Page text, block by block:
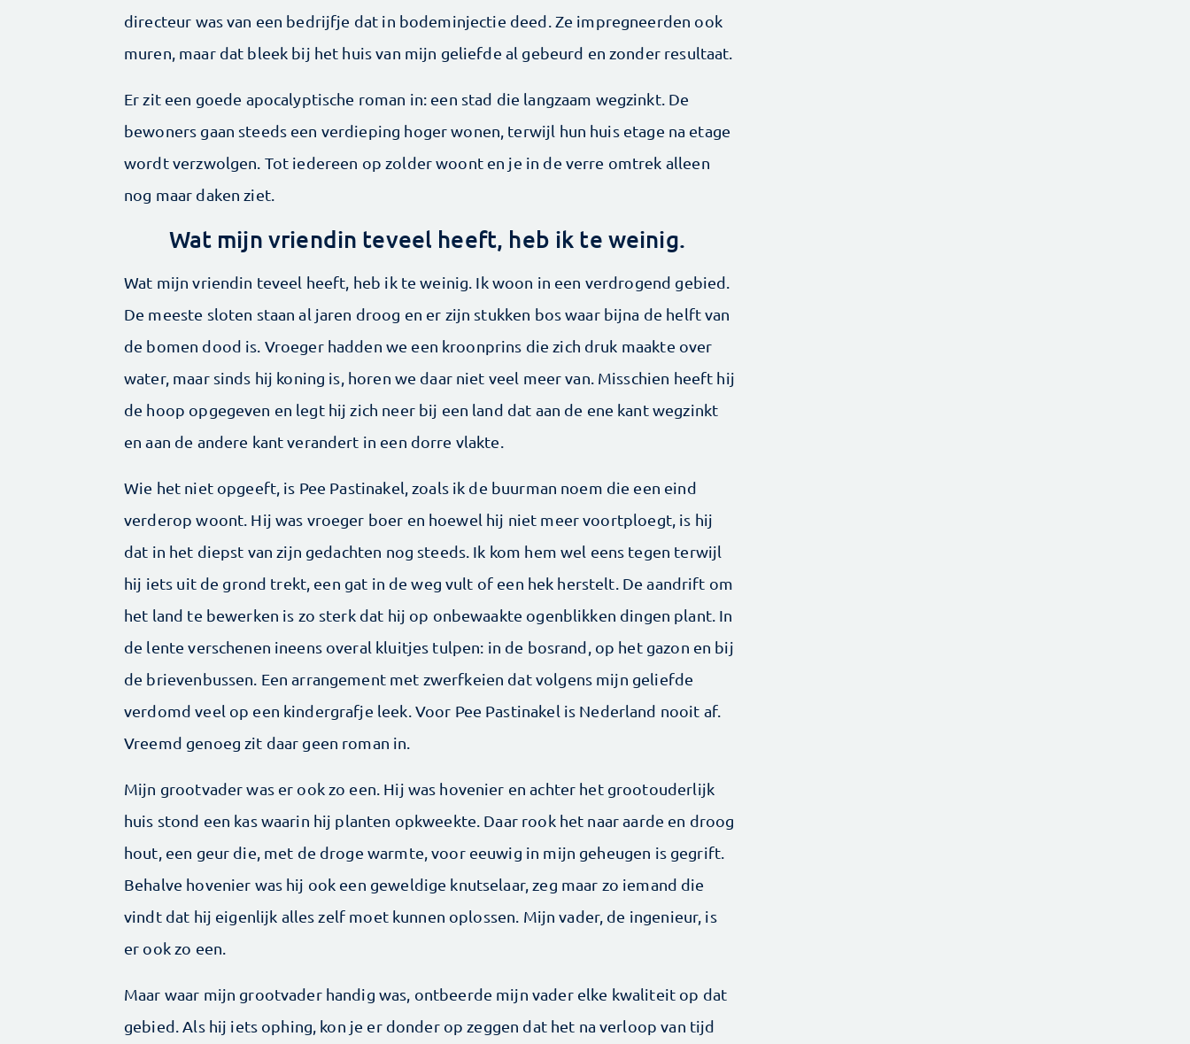
directeur was van een bedrijfje dat in bodeminjectie deed. Ze impregneerden ook
muren, maar dat bleek bij het huis van mijn geliefde al gebeurd en zonder resultaat.
Er zit een goede apocalyptische roman in: een stad die langzaam wegzinkt. De
bewoners gaan steeds een verdieping hoger wonen, terwijl hun huis etage na etage
wordt verzwolgen. Tot iedereen op zolder woont en je in de verre omtrek alleen
nog maar daken ziet.
Wat mijn vriendin teveel heeft, heb ik te weinig.
Wat mijn vriendin teveel heeft, heb ik te weinig. Ik woon in een verdrogend gebied.
De meeste sloten staan al jaren droog en er zijn stukken bos waar bijna de helft van
de bomen dood is. Vroeger hadden we een kroonprins die zich druk maakte over
water, maar sinds hij koning is, horen we daar niet veel meer van. Misschien heeft hij
de hoop opgegeven en legt hij zich neer bij een land dat aan de ene kant wegzinkt
en aan de andere kant verandert in een dorre vlakte.
Wie het niet opgeeft, is Pee Pastinakel, zoals ik de buurman noem die een eind
verderop woont. Hij was vroeger boer en hoewel hij niet meer voortploegt, is hij
dat in het diepst van zijn gedachten nog steeds. Ik kom hem wel eens tegen terwijl
hij iets uit de grond trekt, een gat in de weg vult of een hek herstelt. De aandrift om
het land te bewerken is zo sterk dat hij op onbewaakte ogenblikken dingen plant. In
de lente verschenen ineens overal kluitjes tulpen: in de bosrand, op het gazon en bij
de brievenbussen. Een arrangement met zwerfkeien dat volgens mijn geliefde
verdomd veel op een kindergrafje leek. Voor Pee Pastinakel is Nederland nooit af.
Vreemd genoeg zit daar geen roman in.
Mijn grootvader was er ook zo een. Hij was hovenier en achter het grootouderlijk
huis stond een kas waarin hij planten opkweekte. Daar rook het naar aarde en droog
hout, een geur die, met de droge warmte, voor eeuwig in mijn geheugen is gegrift.
Behalve hovenier was hij ook een geweldige knutselaar, zeg maar zo iemand die
vindt dat hij eigenlijk alles zelf moet kunnen oplossen. Mijn vader, de ingenieur, is
er ook zo een.
Maar waar mijn grootvader handig was, ontbeerde mijn vader elke kwaliteit op dat
gebied. Als hij iets ophing, kon je er donder op zeggen dat het na verloop van tijd